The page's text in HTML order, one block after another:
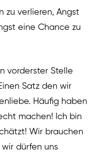
zu verlieren, Angst
eine Chance zu
vorderster Stelle
Satz den wir
Häufig haben
machen! Ich bin
Wir brauchen
dürfen uns